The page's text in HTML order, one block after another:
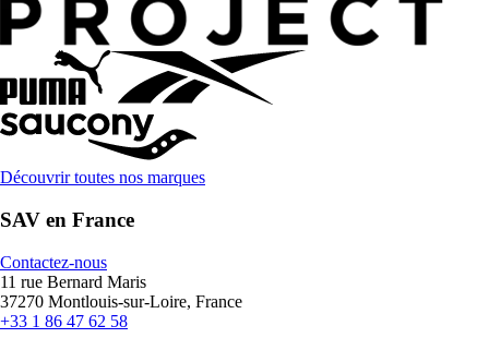
Découvrir toutes nos marques
SAV en France
Contactez-nous
11 rue Bernard Maris
37270 Montlouis-sur-Loire, France
+33 1 86 47 62 58